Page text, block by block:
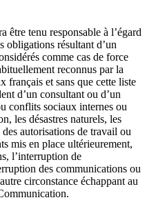
être tenu responsable à l’égard
obligations résultant d’un
comme cas de force
reconnus par la
français et sans que cette liste
d’un consultant ou d’un
conflits sociaux internes ou
les désastres naturels, les
autorisations de travail ou
mis en place ultérieurement,
l’interruption de
des communications ou
circonstance échappant au